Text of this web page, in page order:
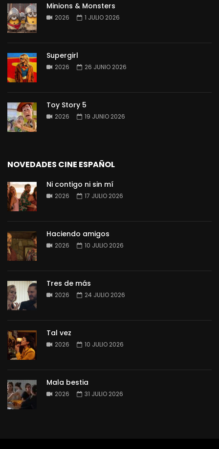
Minions & Monsters
2026 1 JULIO 2026
Supergirl
2026 26 JUNIO 2026
Toy Story 5
2026 19 JUNIO 2026
NOVEDADES CINE ESPAÑOL
Ni contigo ni sin mí
2026 17 JULIO 2026
Haciendo amigos
2026 10 JULIO 2026
Tres de más
2026 24 JULIO 2026
Tal vez
2026 10 JULIO 2026
Mala bestia
2026 31 JULIO 2026